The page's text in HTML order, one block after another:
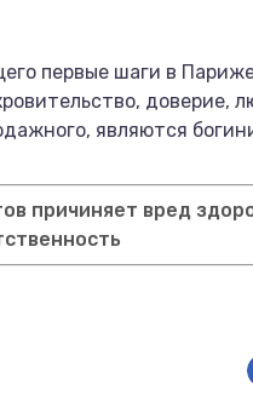
первые шаги в
доверие,
являются
причиняет вред